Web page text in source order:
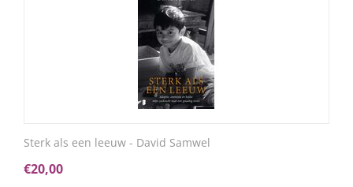
Sterk als een leeuw - David Samwel
€20,00